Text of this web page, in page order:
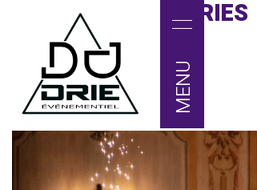
MENU
ARCHIVES : GALERIES
Mariage